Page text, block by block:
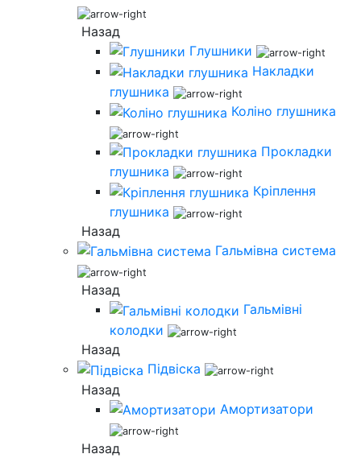
Назад
Глушники
Накладки
глушника
Коліно глушника
Прокладки
глушника
Кріплення
глушника
Назад
Гальмівна система
Назад
Гальмівні
колодки
Назад
Підвіска
Назад
Амортизатори
Назад